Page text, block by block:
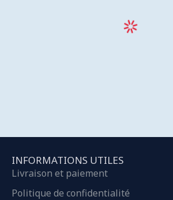
INFORMATIONS UTILES
Livraison et paiement
Politique de confidentialité